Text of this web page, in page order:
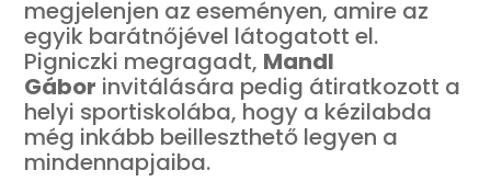
megjelenjen az eseményen, amire az
egyik barátnőjével látogatott el.
Pigniczki megragadt, Mandl
Gábor invitálására pedig átiratkozott a
helyi sportiskolába, hogy a kézilabda
még inkább beilleszthető legyen a
mindennapjaiba.